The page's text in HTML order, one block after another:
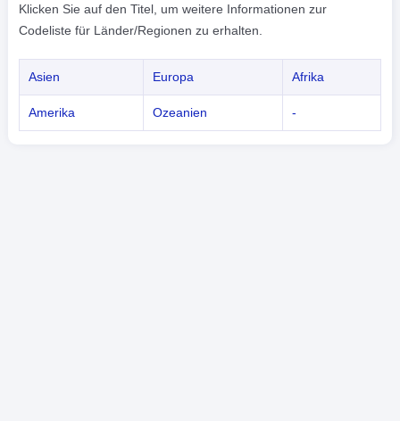
Klicken Sie auf den Titel, um weitere Informationen zur
Codeliste für Länder/Regionen zu erhalten.
Asien Europa Afrika
Amerika Ozeanien -